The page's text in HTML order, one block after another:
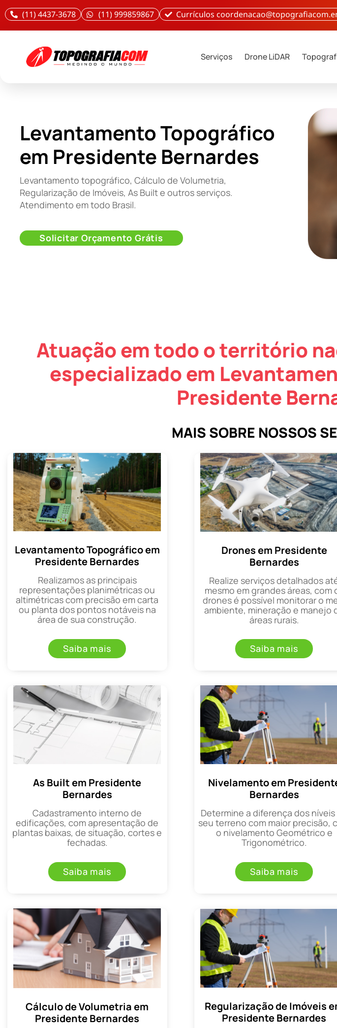
(11) 4437-3678 (11) 999859867 Currículos
Serviços Drone LiDAR
Levantamento Topográfico
em Presidente Bernardes
Levantamento topográfico, Cálculo de Volumetria,
Regularização de Imóveis, As Built e outros serviços.
Atendimento em todo Brasil.
Solicitar Orçamento Grátis
Atuação em todo o território
especializado em
Presidente
MAIS SOBRE NOSSOS
Levantamento Topográfico em
Presidente Bernardes
Realizamos as principais
representações planimétricas ou
altimétricas com precisão em carta
ou planta dos pontos notáveis na
área de sua construção.
Saiba mais
Drones em Presidente
Bernardes
Realize serviços detalhados
mesmo em grandes áreas, com
drones é possível monitorar o
ambiente, mineração e manejo
áreas rurais.
Saiba mais
As Built em Presidente
Bernardes
Cadastramento interno de
edificações, com apresentação de
plantas baixas, de situação, cortes e
fechadas.
Saiba mais
Nivelamento em
Bernardes
Determine a diferença dos níveis
seu terreno com maior precisão,
o nivelamento Geométrico e
Trigonométrico.
Saiba mais
Cálculo de Volumetria em
Presidente Bernardes
Regularização de Imóveis
Presidente Bernardes